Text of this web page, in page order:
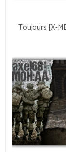
Toujours [X-